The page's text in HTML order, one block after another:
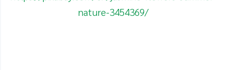
nature-3454369/